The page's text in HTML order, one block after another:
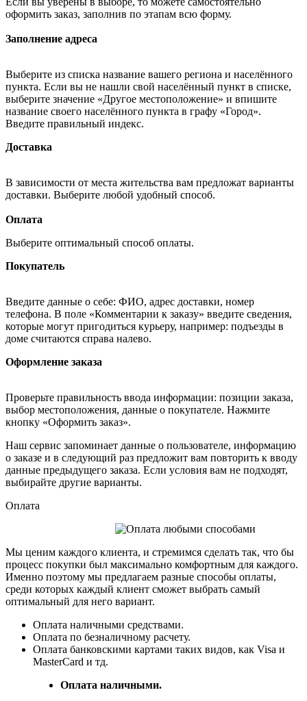
оформить заказ, заполнив по этапам всю форму.
Заполнение адреса
Выберите из списка название вашего региона и населённого
пункта. Если вы не нашли свой населённый пункт в списке,
выберите значение «Другое местоположение» и впишите
название своего населённого пункта в графу «Город».
Введите правильный индекс.
Доставка
В зависимости от места жительства вам предложат варианты
доставки. Выберите любой удобный способ.
Оплата
Выберите оптимальный способ оплаты.
Покупатель
Введите данные о себе: ФИО, адрес доставки, номер
телефона. В поле «Комментарии к заказу» введите сведения,
которые могут пригодиться курьеру, например: подъезды в
доме считаются справа налево.
Оформление заказа
Проверьте правильность ввода информации: позиции заказа,
выбор местоположения, данные о покупателе. Нажмите
кнопку «Оформить заказ».
Наш сервис запоминает данные о пользователе, информацию
о заказе и в следующий раз предложит вам повторить к вводу
данные предыдущего заказа. Если условия вам не подходят,
выбирайте другие варианты.
Оплата
Мы ценим каждого клиента, и стремимся сделать так, что бы
процесс покупки был максимально комфортным для каждого.
Именно поэтому мы предлагаем разные способы оплаты,
среди которых каждый клиент сможет выбрать самый
оптимальный для него вариант.
Оплата наличными средствами.
Оплата по безналичному расчету.
Оплата банковскими картами таких видов, как Visa и
MasterCard и тд.
Оплата наличными.